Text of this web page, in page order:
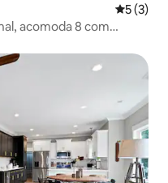
5 de
5 (3)
acomoda 8 com